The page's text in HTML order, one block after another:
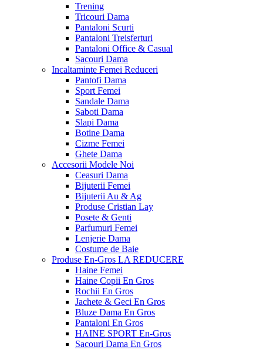
Trening
Tricouri Dama
Pantaloni Scurti
Pantaloni Treisferturi
Pantaloni Office & Casual
Sacouri Dama
Incaltaminte Femei Reduceri
Pantofi Dama
Sport Femei
Sandale Dama
Saboti Dama
Slapi Dama
Botine Dama
Cizme Femei
Ghete Dama
Accesorii Modele Noi
Ceasuri Dama
Bijuterii Femei
Bijuterii Au & Ag
Produse Cristian Lay
Posete & Genti
Parfumuri Femei
Lenjerie Dama
Costume de Baie
Produse En-Gros LA REDUCERE
Haine Femei
Haine Copii En Gros
Rochii En Gros
Jachete & Geci En Gros
Bluze Dama En Gros
Pantaloni En Gros
HAINE SPORT En-Gros
Sacouri Dama En Gros